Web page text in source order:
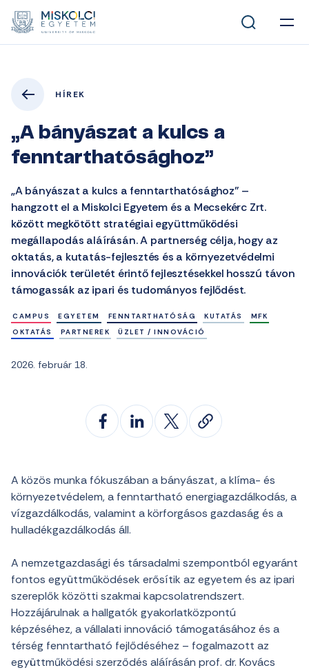
HÍREK
„A bányászat a kulcs a
fenntarthatósághoz”
„A bányászat a kulcs a fenntarthatósághoz” –
hangzott el a Miskolci Egyetem és a Mecsekérc Zrt.
között megkötött stratégiai együttműködési
megállapodás aláírásán. A partnerség célja, hogy az
oktatás, a kutatás-fejlesztés és a környezetvédelmi
innovációk területét érintő fejlesztésekkel hosszú távon
támogassák az ipari és tudományos fejlődést.
CAMPUS EGYETEM FENNTARTHATÓSÁG KUTATÁS
MFK
OKTATÁS
PARTNEREK ÜZLET / INNOVÁCIÓ
2026. február 18.
A közös munka fókuszában a bányászat, a klíma- és
környezetvédelem, a fenntartható energiagazdálkodás, a
vízgazdálkodás, valamint a körforgásos gazdaság és a
hulladékgazdálkodás áll.
A nemzetgazdasági és társadalmi szempontból egyaránt
fontos együttműködések erősítik az egyetem és az ipari
szereplők közötti szakmai kapcsolatrendszert.
Hozzájárulnak a hallgatók gyakorlatközpontú
képzéséhez, a vállalati innováció támogatásához és a
térség fenntartható fejlődéséhez – fogalmazott az
együttműködési szerződés aláírásán prof. dr. Kovács